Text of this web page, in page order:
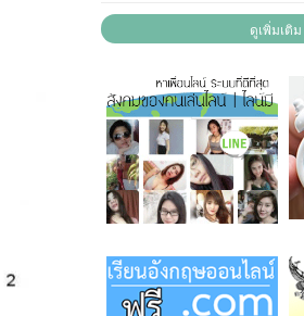
ดูเพิ่มเติ